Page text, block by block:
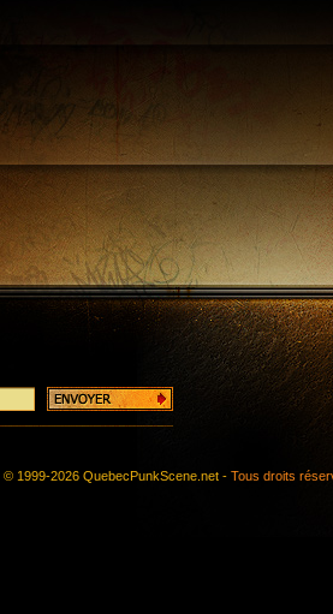
© 1999-2026 QuebecPunkScene.net - Tous droits